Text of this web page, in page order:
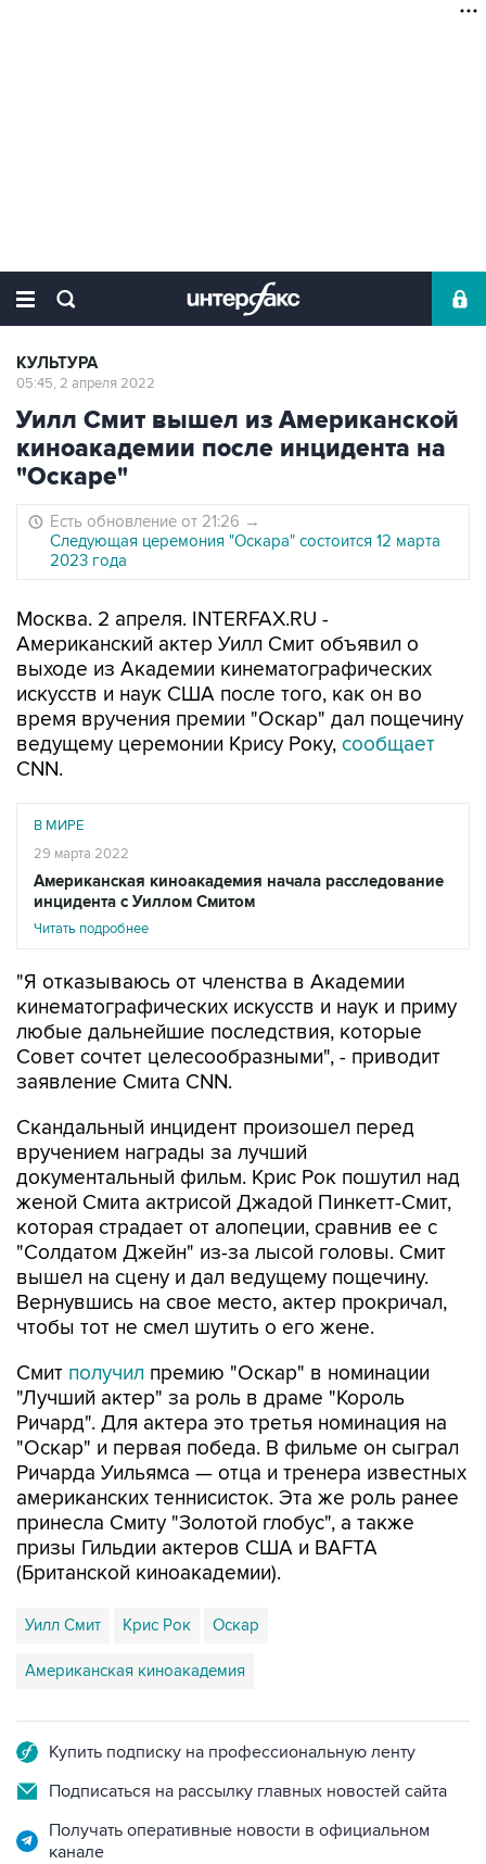
КУЛЬТУРА
05:45, 2 апреля 2022
Уилл Смит вышел из Американской
киноакадемии после инцидента на
"Оскаре"
Есть обновление от 21:26 →
Следующая церемония "Оскара" состоится 12 марта
2023 года
Москва. 2 апреля. INTERFAX.RU -
Американский актер Уилл Смит объявил о
выходе из Академии кинематографических
искусств и наук США после того, как он во
время вручения премии "Оскар" дал пощечину
ведущему церемонии Крису Року, сообщает
CNN.
В МИРЕ
29 марта 2022
Американская киноакадемия начала расследование
инцидента с Уиллом Смитом
Читать подробнее
"Я отказываюсь от членства в Академии
кинематографических искусств и наук и приму
любые дальнейшие последствия, которые
Совет сочтет целесообразными", - приводит
заявление Смита CNN.
Скандальный инцидент произошел перед
вручением награды за лучший
документальный фильм. Крис Рок пошутил над
женой Смита актрисой Джадой Пинкетт-Смит,
которая страдает от алопеции, сравнив ее с
"Солдатом Джейн" из-за лысой головы. Смит
вышел на сцену и дал ведущему пощечину.
Вернувшись на свое место, актер прокричал,
чтобы тот не смел шутить о его жене.
Смит получил премию "Оскар" в номинации
"Лучший актер" за роль в драме "Король
Ричард". Для актера это третья номинация на
"Оскар" и первая победа. В фильме он сыграл
Ричарда Уильямса — отца и тренера известных
американских теннисисток. Эта же роль ранее
принесла Смиту "Золотой глобус", а также
призы Гильдии актеров США и BAFTA
(Британской киноакадемии).
Уилл Смит Крис Рок Оскар
Американская киноакадемия
Купить подписку на профессиональную ленту
Подписаться на рассылку главных новостей сайта
Получать оперативные новости в официальном
канале